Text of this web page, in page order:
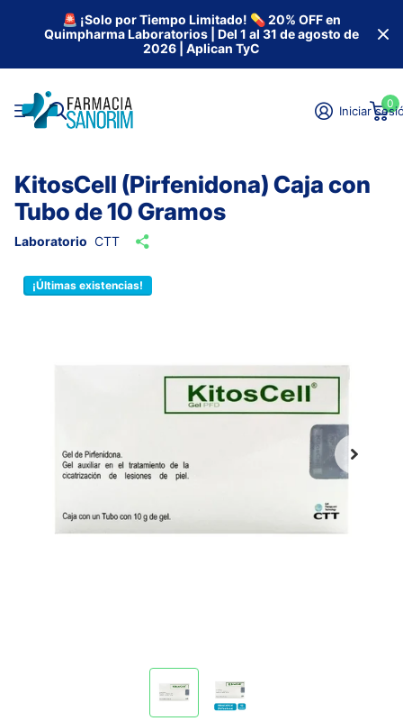
🚨 ¡Solo por Tiempo Limitado! 💊 20% OFF en
Quimpharma Laboratorios | Del 1 al 31 de agosto de
2026 | Aplican TyC
Iniciar
0
KitosCell (Pirfenidona) Caja con
Tubo de 10 Gramos
Laboratorio CTT
¡Últimas existencias!